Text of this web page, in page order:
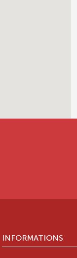
INFORMATIONS